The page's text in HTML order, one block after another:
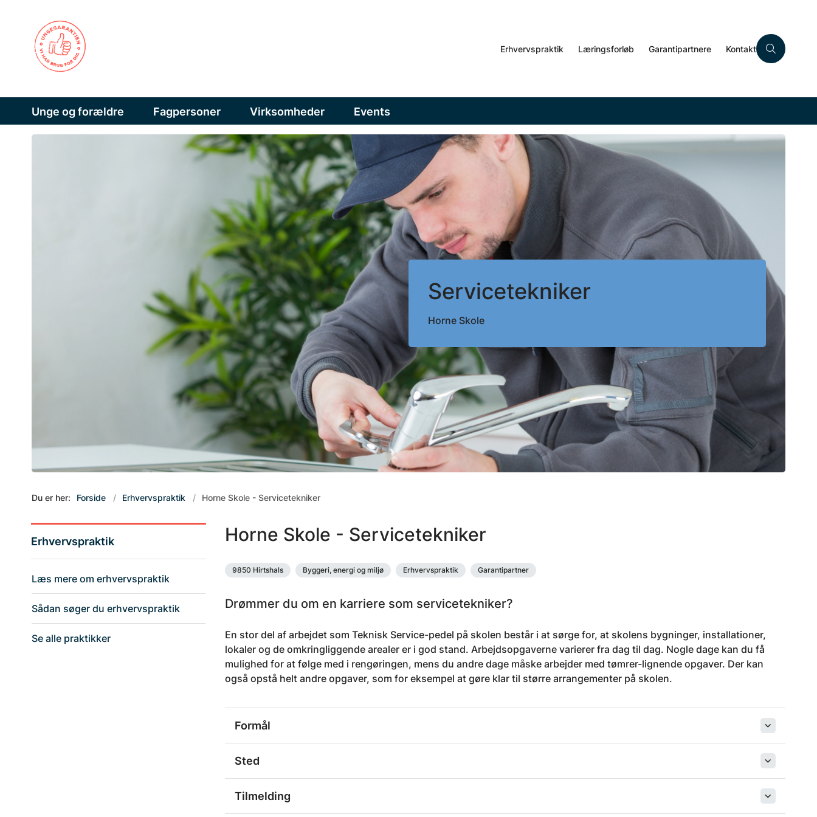
Erhvervspraktik Læringsforløb Garantipartnere Kontakt
Unge og forældre Fagpersoner Virksomheder Events
Servicetekniker
Horne Skole
Du er her: Forside Erhvervspraktik Horne Skole - Servicetekniker
Erhvervspraktik
Læs mere om erhvervspraktik
Sådan søger du erhvervspraktik
Se alle praktikker
Horne Skole - Servicetekniker
9850 Hirtshals Byggeri, energi og miljø Erhvervspraktik Garantipartner
Drømmer du om en karriere som servicetekniker?
En stor del af arbejdet som Teknisk Service-pedel på skolen består i at sørge for, at skolens bygninger, installationer,
lokaler og de omkringliggende arealer er i god stand. Arbejdsopgaverne varierer fra dag til dag. Nogle dage kan du få
mulighed for at følge med i rengøringen, mens du andre dage måske arbejder med tømrer-lignende opgaver. Der kan
også opstå helt andre opgaver, som for eksempel at gøre klar til større arrangementer på skolen.
Formål
Sted
Tilmelding